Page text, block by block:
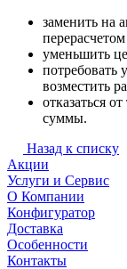
заменить на
перерасчетом
уменьшить
потребовать
возместить
отказаться
суммы.
Назад к списку
Акции
Услуги и Сервис
О Компании
Конфигуратор
Доставка
Особенности
Контакты